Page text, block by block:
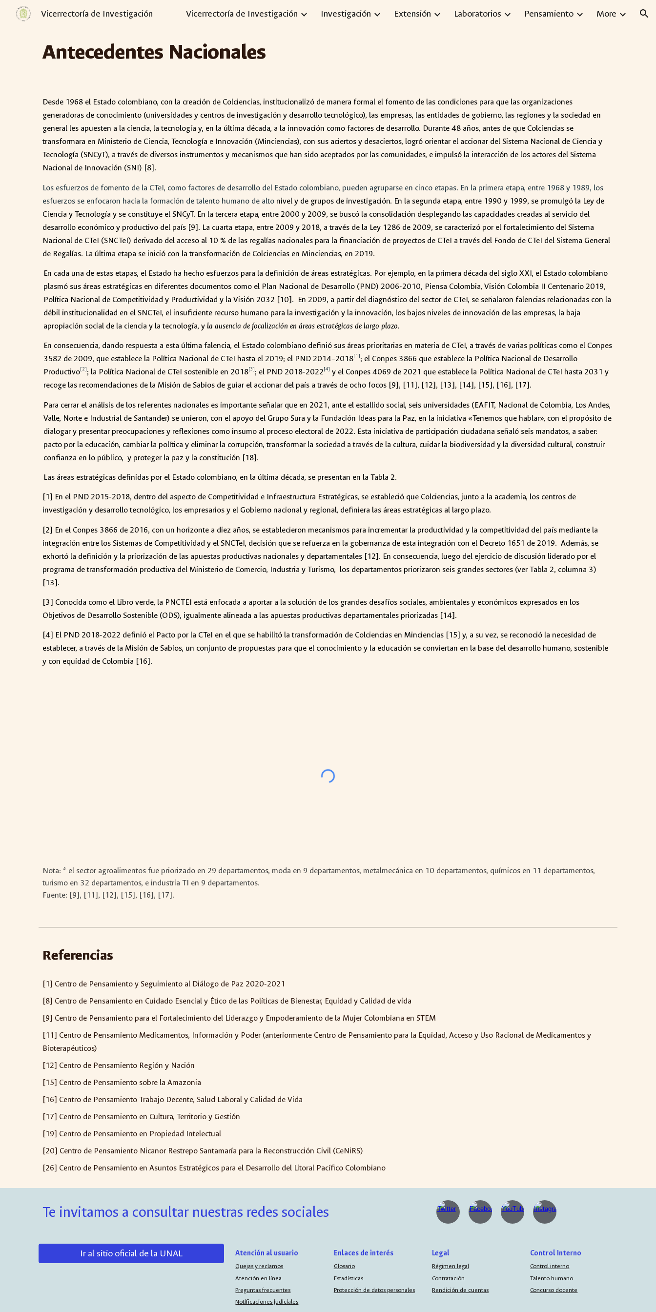
Skip to main content Skip to navigation
Vicerrectoría de Investigación Vicerrectoría de Investigación Investigación Extensión Laboratorios Pensamiento More
Antecedentes Nacionales
Desde 1968 el Estado colombiano, con la creación de Colciencias, institucionalizó de manera formal el fomento de las condiciones para que las organizaciones
generadoras de conocimiento (universidades y centros de investigación y desarrollo tecnológico), las empresas, las entidades de gobierno, las regiones y la sociedad en
general les apuesten a la ciencia, la tecnología y, en la última década, a la innovación como factores de desarrollo. Durante 48 años, antes de que Colciencias se
transformara en Ministerio de Ciencia, Tecnología e Innovación (Minciencias), con sus aciertos y desaciertos, logró orientar el accionar del Sistema Nacional de Ciencia y
Tecnología (SNCyT), a través de diversos instrumentos y mecanismos que han sido aceptados por las comunidades, e impulsó la interacción de los actores del Sistema
Nacional de Innovación (SNI) [8].
Los esfuerzos de fomento de la CTeI, como factores de desarrollo del Estado colombiano, pueden agruparse en cinco etapas. En la primera etapa, entre 1968 y 1989, los
esfuerzos se enfocaron hacia la formación de talento humano de alto nivel y de grupos de investigación. En la segunda etapa, entre 1990 y 1999, se promulgó la Ley de
Ciencia y Tecnología y se constituye el SNCyT. En la tercera etapa, entre 2000 y 2009, se buscó la consolidación desplegando las capacidades creadas al servicio del
desarrollo económico y productivo del país [9]. La cuarta etapa, entre 2009 y 2018, a través de la Ley 1286 de 2009, se caracterizó por el fortalecimiento del Sistema
Nacional de CTeI (SNCTeI) derivado del acceso al 10 % de las regalías nacionales para la financiación de proyectos de CTeI a través del Fondo de CTeI del Sistema General
de Regalías. La última etapa se inició con la transformación de Colciencias en Minciencias, en 2019.
En cada una de estas etapas, el Estado ha hecho esfuerzos para la definición de áreas estratégicas. Por ejemplo, en la primera década del siglo XXI, el Estado colombiano
plasmó sus áreas estratégicas en diferentes documentos como el Plan Nacional de Desarrollo (PND) 2006-2010, Piensa Colombia, Visión Colombia II Centenario 2019,
Política Nacional de Competitividad y Productividad y la Visión 2032 [10]. En 2009, a partir del diagnóstico del sector de CTeI, se señalaron falencias relacionadas con la
débil institucionalidad en el SNCTeI, el insuficiente recurso humano para la investigación y la innovación, los bajos niveles de innovación de las empresas, la baja
apropiación social de la ciencia y la tecnología, y la ausencia de focalización en áreas estratégicas de largo plazo.
En consecuencia, dando respuesta a esta última falencia, el Estado colombiano definió sus áreas prioritarias en materia de CTeI, a través de varias políticas como el Conpes
3582 de 2009, que establece la Política Nacional de CTeI hasta el 2019; el PND 2014–2018[1] ; el Conpes 3866 que establece la Política Nacional de Desarrollo
Productivo[2] ; la Política Nacional de CTeI sostenible en 2018[3] ; el PND 2018-2022 [4] y el Conpes 4069 de 2021 que establece la Política Nacional de CTeI hasta 2031 y
recoge las recomendaciones de la Misión de Sabios de guiar el accionar del país a través de ocho focos [9], [11], [12], [13], [14], [15], [16], [17].
Para cerrar el análisis de los referentes nacionales es importante señalar que en 2021, ante el estallido social, seis universidades (EAFIT, Nacional de Colombia, Los Andes,
Valle, Norte e Industrial de Santander) se unieron, con el apoyo del Grupo Sura y la Fundación Ideas para la Paz, en la iniciativa «Tenemos que hablar», con el propósito de
dialogar y presentar preocupaciones y reflexiones como insumo al proceso electoral de 2022. Esta iniciativa de participación ciudadana señaló seis mandatos, a saber:
pacto por la educación, cambiar la política y eliminar la corrupción, transformar la sociedad a través de la cultura, cuidar la biodiversidad y la diversidad cultural, construir
confianza en lo público, y proteger la paz y la constitución [18].
Las áreas estratégicas definidas por el Estado colombiano, en la última década, se presentan en la Tabla 2.
[1] En el PND 2015-2018, dentro del aspecto de Competitividad e Infraestructura Estratégicas, se estableció que Colciencias, junto a la academia, los centros de
investigación y desarrollo tecnológico, los empresarios y el Gobierno nacional y regional, definiera las áreas estratégicas al largo plazo.
[2] En el Conpes 3866 de 2016, con un horizonte a diez años, se establecieron mecanismos para incrementar la productividad y la competitividad del país mediante la
integración entre los Sistemas de Competitividad y el SNCTeI, decisión que se refuerza en la gobernanza de esta integración con el Decreto 1651 de 2019. Además, se
exhortó la definición y la priorización de las apuestas productivas nacionales y departamentales [12]. En consecuencia, luego del ejercicio de discusión liderado por el
programa de transformación productiva del Ministerio de Comercio, Industria y Turismo, los departamentos priorizaron seis grandes sectores (ver Tabla 2, columna 3)
[13].
[3] Conocida como el Libro verde, la PNCTEI está enfocada a aportar a la solución de los grandes desafíos sociales, ambientales y económicos expresados en los
Objetivos de Desarrollo Sostenible (ODS), igualmente alineada a las apuestas productivas departamentales priorizadas [14].
[4] El PND 2018-2022 definió el Pacto por la CTeI en el que se habilitó la transformación de Colciencias en Minciencias [15] y, a su vez, se reconoció la necesidad de
establecer, a través de la Misión de Sabios, un conjunto de propuestas para que el conocimiento y la educación se conviertan en la base del desarrollo humano, sostenible
y con equidad de Colombia [16].
Nota: * el sector agroalimentos fue priorizado en 29 departamentos, moda en 9 departamentos, metalmecánica en 10 departamentos, químicos en 11 departamentos,
turismo en 32 departamentos, e industria TI en 9 departamentos.
Fuente: [9], [11], [12], [15], [16], [17].
Referencias
[1] Centro de Pensamiento y Seguimiento al Diálogo de Paz 2020-2021
[8] Centro de Pensamiento en Cuidado Esencial y Ético de las Políticas de Bienestar, Equidad y Calidad de vida
[9] Centro de Pensamiento para el Fortalecimiento del Liderazgo y Empoderamiento de la Mujer Colombiana en STEM
[11] Centro de Pensamiento Medicamentos, Información y Poder (anteriormente Centro de Pensamiento para la Equidad, Acceso y Uso Racional de Medicamentos y
Bioterapéuticos)
[12] Centro de Pensamiento Región y Nación
[15] Centro de Pensamiento sobre la Amazonia
[16] Centro de Pensamiento Trabajo Decente, Salud Laboral y Calidad de Vida
[17] Centro de Pensamiento en Cultura, Territorio y Gestión
[19] Centro de Pensamiento en Propiedad Intelectual
[20] Centro de Pensamiento Nicanor Restrepo Santamaría para la Reconstrucción Civil (CeNiRS)
[26] Centro de Pensamiento en Asuntos Estratégicos para el Desarrollo del Litoral Pacífico Colombiano
Te invitamos a consultar nuestras redes sociales
Ir al sitio oficial de la UNAL Atención al usuario
Quejas y reclamos
Atención en línea
Preguntas frecuentes
Notificaciones judiciales
Enlaces de interés
Glosario
Estadísticas
Protección de datos personales
Legal
Régimen legal
Contratación
Rendición de cuentas
Control Interno
Control interno
Talento humano
Concurso docente